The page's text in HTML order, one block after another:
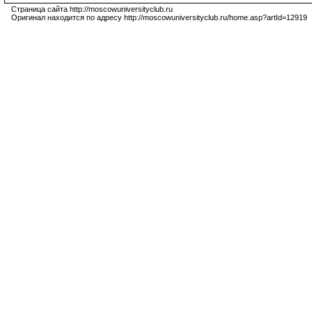
Страница сайта http://moscowuniversityclub.ru
Оригинал находится по адресу http://moscowuniversityclub.ru/home.asp?artId=12919